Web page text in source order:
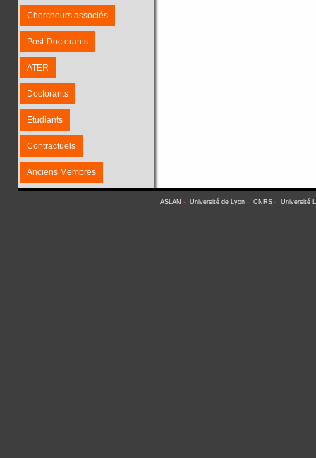
Chercheurs associés
Post-Doctorants
ATER
Doctorants
Etudiants
Contractuels
Anciens Membres
ASLAN - Université de Lyon- CNRS- Université